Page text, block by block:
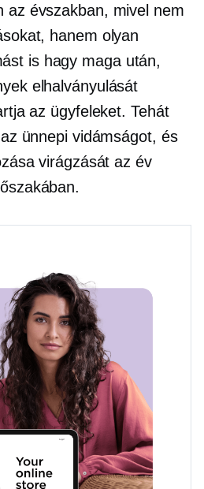
az évszakban, mivel nem
hanem olyan
is hagy maga után,
elhalványulását
az ügyfeleket. Tehát
ünnepi vidámságot, és
virágzását az év